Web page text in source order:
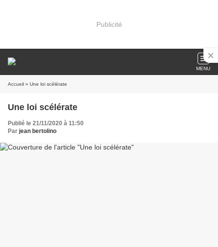
Publicité
MENU
Accueil » Une loi scélérate
Une loi scélérate
Publié le 21/11/2020 à 11:50
Par jean bertolino